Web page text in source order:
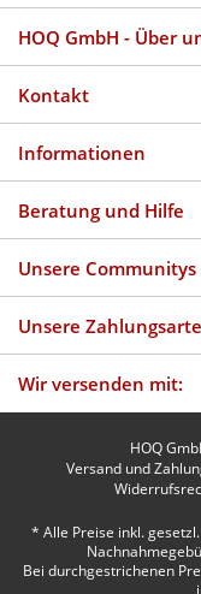
HOQ GmbH - Über
Kontakt
Informationen
Beratung und Hilfe
Unsere Communitys
Unsere
Wir versenden mit:
HOQ
Versand und
* Alle Preise inkl.
Bei durchgestrichenen